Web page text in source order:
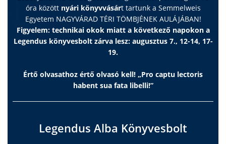
edzéselmélet módszertana. Sport. Budapest. 183-227 p.
Training Theory and Methodology (1997). From Principle
to Practice. Published by Hungarian University of Physical
Education. Budapest. Hungary. 127 p Gondolatok a
sporttudományról (2000). Kalokagathia 1-2. szám. 7-19 p.
15-26 p. Mozgástanulás, mozgáskészség, mozgásügyesség
(2006). TF-jegyzet. 112 p
óra között nyári könyvvásárt tartunk a Semmelweis
Egyetem NAGYVÁRAD TÉRI TÖMBJÉNEK AULÁJÁBAN!
Figyelem: technikai okok miatt a következő napokon a
Legendus könyvesbolt zárva lesz: augusztus 7., 12-14, 17-
19.
Értő olvasathoz értő olvasó kell! „Pro captu lectoris
habent sua fata libelli!”
Legendus Alba Könyvesbolt